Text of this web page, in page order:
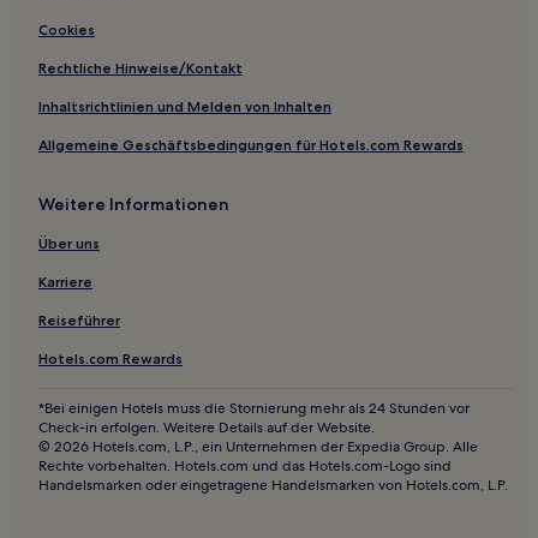
5-Sterne-Hotels in Tamborine Mountain
5-Sterne-Hotels in Wilson Outlook Reserve
Motels in Brisbane
Ferienwohnungen in Broadbeach
Ferienwohnungen in South Brisbane
Ferienwohnungen in South Bank
Ferienwohnungen in Hamilton
Ferienwohnungen in Streets Beach
Hostels in Surfers Paradise
Ferienwohnungen in Budds Beach
Aparthotels in Spring Hill
Hostels in Gold Coast
Cookies
Rechtliche Hinweise/Kontakt
Inhaltsrichtlinien und Melden von Inhalten
Allgemeine Geschäftsbedingungen für Hotels.com Rewards
Weitere Informationen
Über uns
Karriere
Reiseführer
Hotels.com Rewards
*Bei einigen Hotels muss die Stornierung mehr als 24 Stunden vor
Check-in erfolgen. Weitere Details auf der Website.
© 2026 Hotels.com, L.P., ein Unternehmen der Expedia Group. Alle
Rechte vorbehalten. Hotels.com und das Hotels.com-Logo sind
Handelsmarken oder eingetragene Handelsmarken von Hotels.com, L.P.